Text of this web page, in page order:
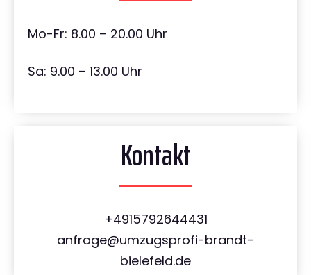
Mo-Fr: 8.00 – 20.00 Uhr
Sa: 9.00 – 13.00 Uhr
Kontakt
+4915792644431
anfrage@umzugsprofi-brandt-
bielefeld.de